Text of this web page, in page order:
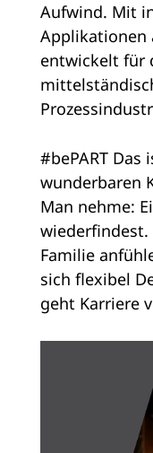
Aufwind. Mit
Applikationen
entwickelt für
#bePART Das
wunderbaren
Man nehme:
wiederfindest.
Familie
sich flexibel
geht Karriere